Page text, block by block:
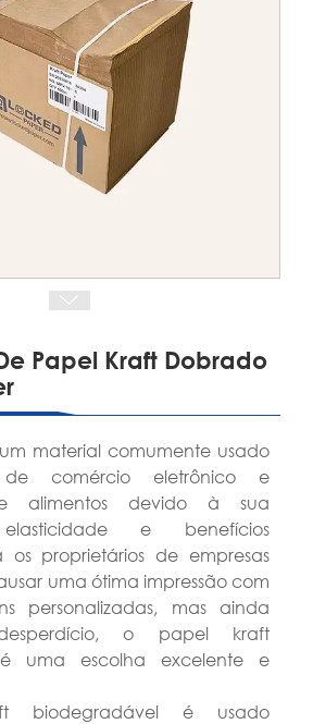
Papel Kraft Dobrado
material comumente usado
comércio eletrônico e
alimentos devido à sua
e benefícios
os proprietários de empresas
uma ótima impressão com
personalizadas, mas ainda
o papel kraft
uma escolha excelente e
biodegradável é usado